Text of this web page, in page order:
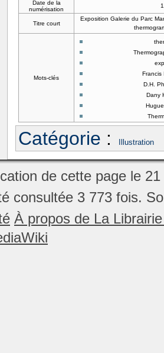
Date de la
numérisation
Titre court
Exposition Galerie du Parc
Mots-clés
Francis
D.H.
Dany
Catégorie : Illustration
de cette page le
consultée 3 773 fois.
À propos de La